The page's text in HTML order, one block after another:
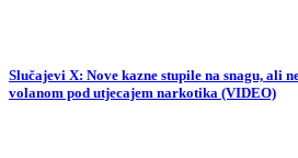
Slučajevi X: Nove kazne stupile na snagu, ali
volanom pod utjecajem narkotika (VIDEO)